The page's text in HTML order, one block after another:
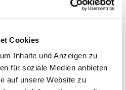
Cookies
Inhalte und Anzeigen zu
für soziale Medien anbieten
auf unsere Website zu